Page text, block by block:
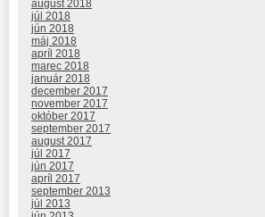
august 2018
júl 2018
jún 2018
máj 2018
apríl 2018
marec 2018
január 2018
december 2017
november 2017
október 2017
september 2017
august 2017
júl 2017
jún 2017
apríl 2017
september 2013
júl 2013